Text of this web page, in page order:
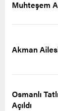
Muhteşem
Akman
Osmanlı
Açıldı